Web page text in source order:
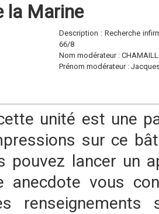
la Marine
Description : Recherche
66/8
Nom modérateur :
Prénom modérateur :
unité est une
sur ce
pouvez lancer un
anecdote vous